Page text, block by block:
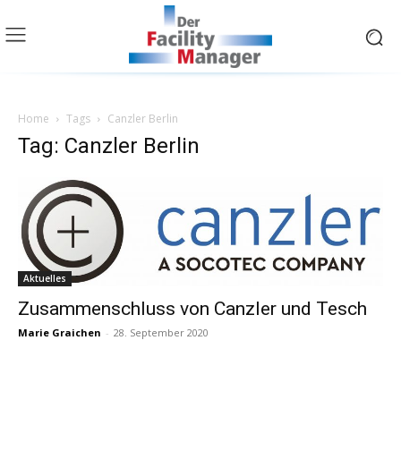
Home Tags Canzler Berlin
Tag: Canzler Berlin
Aktuelles
Zusammenschluss von Canzler und Tesch
Marie Graichen - 28. September 2020